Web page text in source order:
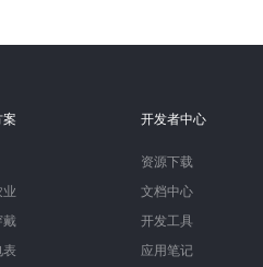
开发者中心
资源下载
文档中心
开发工具
应用笔记